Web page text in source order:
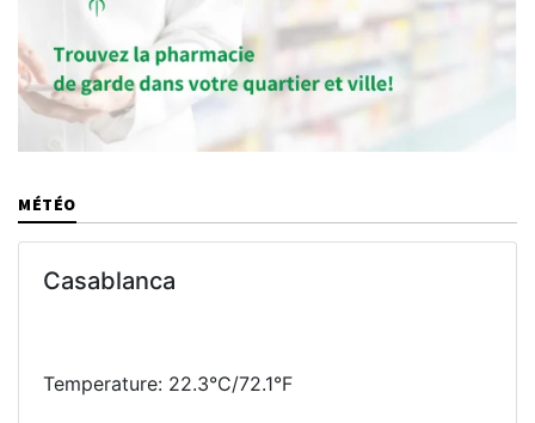
MÉTÉO
Casablanca
Temperature: 22.3°C/72.1°F